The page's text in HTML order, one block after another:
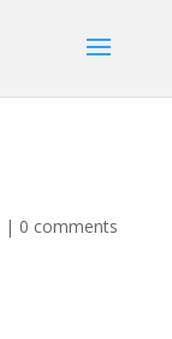
| 0 comments